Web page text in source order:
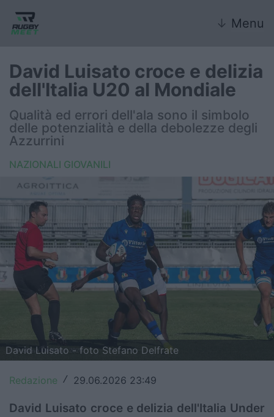
↓ Menu
Nazionali giovanili
Rugby Sevens
FIR
Internazionale
6 Nazioni
United Rugby Championship
Top14
Premiership
Champions Cup
Challenge Cup
World Rugby
David Luisato croce e delizia
dell'Italia U20 al Mondiale
Qualità ed errori dell'ala sono il simbolo
delle potenzialità e della debolezze degli
Azzurrini
NAZIONALI GIOVANILI
David Luisato - foto Stefano Delfrate
Redazione / 29.06.2026 23:49
David Luisato croce e delizia dell'Italia Under